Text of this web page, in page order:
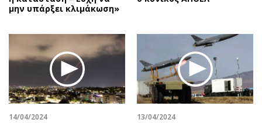
μην υπάρξει κλιμάκωση»
14/04/2024 13/04/2024